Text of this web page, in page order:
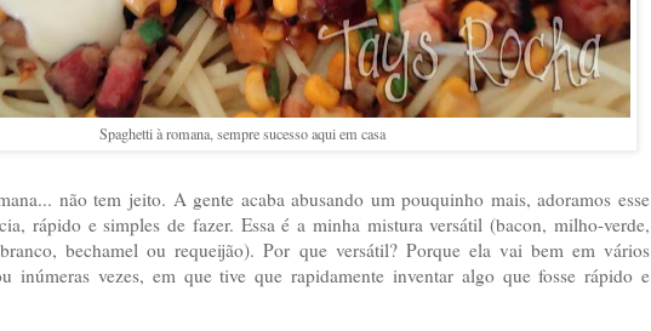
Spaghetti à romana, sempre sucesso aqui em casa
não tem jeito. A gente acaba abusando um pouquinho mais, adoramos esse
rápido e simples de fazer. Essa é a minha mistura versátil (bacon, milho-verde,
bechamel ou requeijão). Por que versátil? Porque ela vai bem em vários
inúmeras vezes, em que tive que rapidamente inventar algo que fosse rápido e